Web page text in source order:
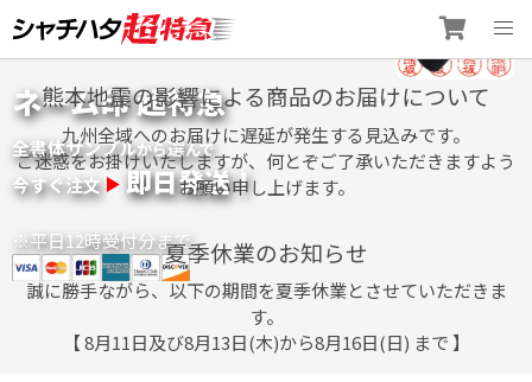
to
content
ネーム印 超特急
全書体サンプルから選んで
今すぐ注文 即日発送！
※平日12時受付分まで
熊本地震の影響による商品のお届けについて
九州全域へのお届けに遅延が発生する見込みです。
ご迷惑をお掛けいたしますが、何とぞご了承いただきますよう
お願い申し上げます。
夏季休業のお知らせ
誠に勝手ながら、以下の期間を夏季休業とさせていただきま
す。
【 8月11日及び8月13日(木)から8月16日(日) まで 】